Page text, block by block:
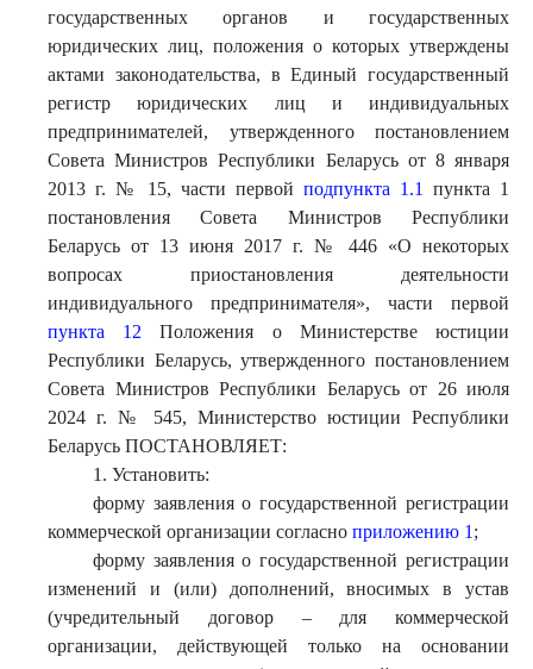
государственных органов и государственных
юридических лиц, положения о которых утверждены
актами законодательства, в Единый государственный
регистр юридических лиц и индивидуальных
предпринимателей, утвержденного постановлением
Совета Министров Республики Беларусь от 8 января
2013 г. № 15, части первой подпункта 1.1
пункта 1
постановления Совета Министров Республики
Беларусь от 13 июня 2017 г. № 446 «О некоторых
вопросах приостановления деятельности
индивидуального предпринимателя», части первой
пункта 12 Положения о Министерстве юстиции
Республики Беларусь, утвержденного постановлением
Совета Министров Республики Беларусь от 26 июля
2024 г. № 545, Министерство юстиции Республики
Беларусь ПОСТАНОВЛЯЕТ:
1. Установить:
форму заявления о государственной регистрации
коммерческой организации согласно приложению 1 ;
форму заявления о государственной регистрации
изменений и (или) дополнений, вносимых в устав
(учредительный договор – для коммерческой
организации, действующей только на основании